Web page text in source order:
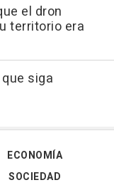
el dron
territorio era
siga
ECONOMÍA
SOCIEDAD